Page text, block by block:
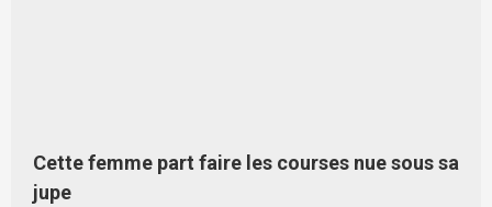
Cette femme part faire les courses nue sous sa
jupe